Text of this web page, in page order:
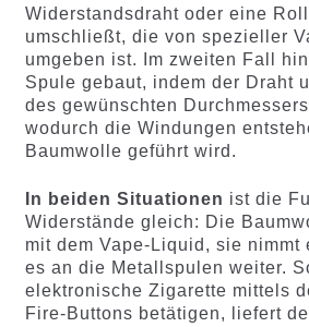
Widerstandsdraht oder eine
umschließt, die von spezieller
umgeben ist. Im zweiten Fall
Spule gebaut, indem der Draht
des gewünschten
wodurch die Windungen
Baumwolle geführt wird.
In beiden Situationen ist die
Widerstände gleich: Die
mit dem Vape-Liquid, sie nimmt
es an die Metallspulen weiter.
elektronische Zigarette mittels
Fire-Buttons betätigen, liefert